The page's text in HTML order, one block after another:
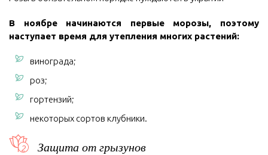
В ноябре начинаются первые морозы, поэтому
наступает время для утепления многих растений:
винограда;
роз;
гортензий;
некоторых сортов клубники.
Защита от грызунов